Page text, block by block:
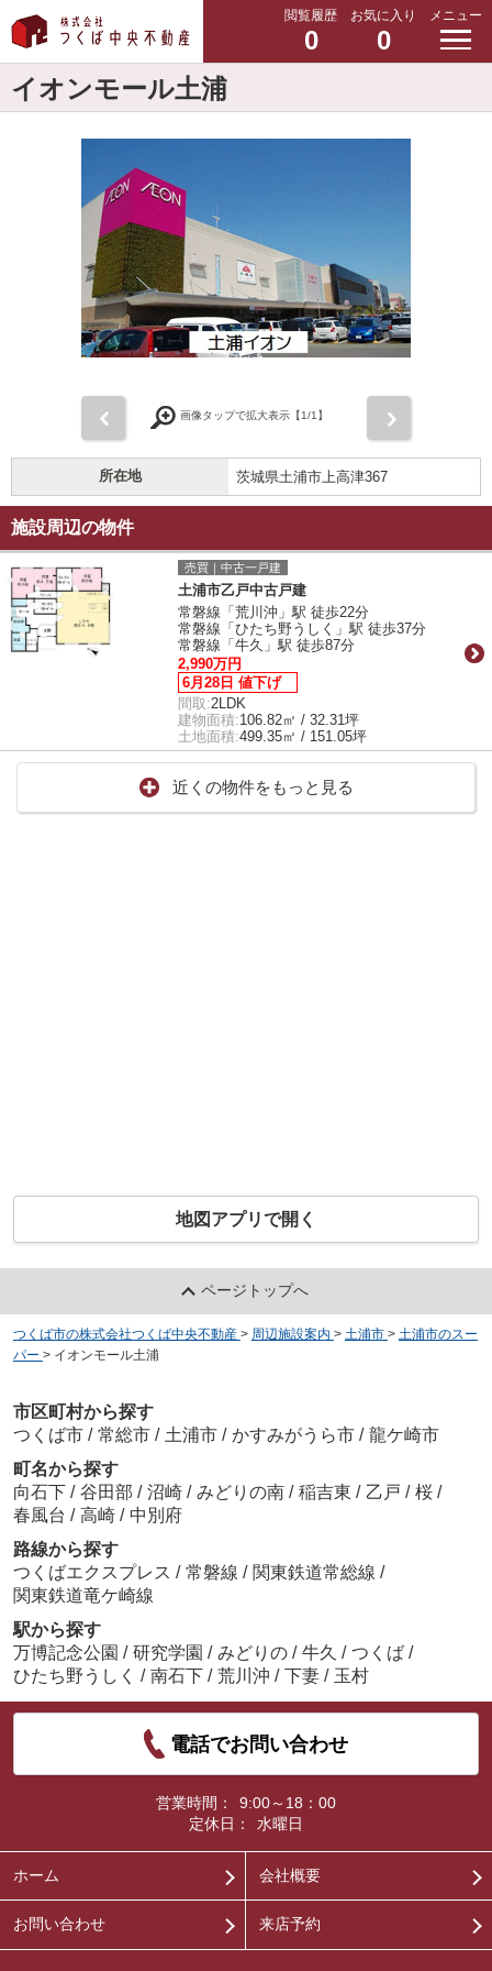
閲覧履歴
0
お気に入り
0
メニュー
イオンモール土浦
画像タップで拡大表示【1/1】
所在地 茨城県土浦市上高津367
施設周辺の物件
売買｜中古一戸建
土浦市乙戸中古戸建
常磐線「荒川沖」駅 徒歩22分
常磐線「ひたち野うしく」駅 徒歩37分
常磐線「牛久」駅 徒歩87分
2,990万円
6月28日 値下げ
間取:2LDK
建物面積:106.82㎡ / 32.31坪
土地面積:499.35㎡ / 151.05坪
近くの物件をもっと見る
地図アプリで開く
ページトップへ
つくば市の株式会社つくば中央不動産 > 周辺施設案内 > 土浦市 > 土浦市のスー
パー > イオンモール土浦
市区町村から探す
つくば市 / 常総市 / 土浦市 / かすみがうら市 / 龍ケ崎市
町名から探す
向石下 / 谷田部 / 沼崎 / みどりの南 / 稲吉東 / 乙戸 / 桜 /
春風台 / 高崎 / 中別府
路線から探す
つくばエクスプレス / 常磐線 / 関東鉄道常総線 /
関東鉄道竜ケ崎線
駅から探す
万博記念公園 / 研究学園 / みどりの / 牛久 / つくば /
ひたち野うしく / 南石下 / 荒川沖 / 下妻 / 玉村
電話でお問い合わせ
営業時間：
9:00～18：00
定休日：
水曜日
ホーム 会社概要
お問い合わせ 来店予約